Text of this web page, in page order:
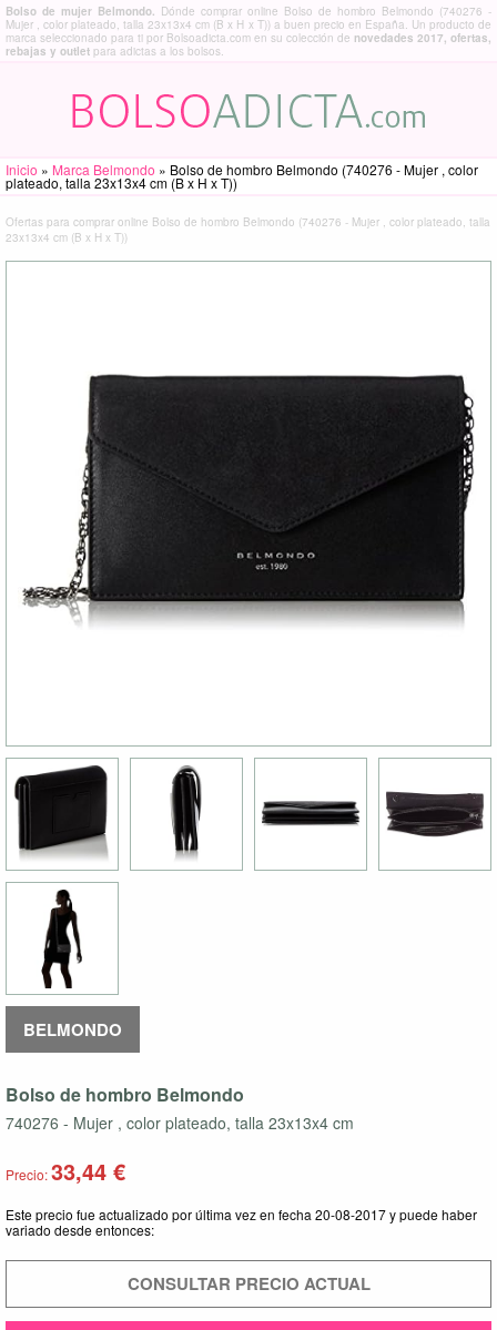
Bolso de mujer Belmondo. Dónde comprar online Bolso de hombro Belmondo (740276 -
Mujer , color plateado, talla 23x13x4 cm (B x H x T)) a buen precio en España. Un producto de
marca seleccionado para ti por Bolsoadicta.com en su colección de novedades 2017, ofertas,
rebajas y outlet para adictas a los bolsos.
Inicio » Marca Belmondo » Bolso de hombro Belmondo (740276 - Mujer , color
plateado, talla 23x13x4 cm (B x H x T))
Ofertas para comprar online Bolso de hombro Belmondo (740276 - Mujer , color plateado, talla
23x13x4 cm (B x H x T))
BELMONDO
Bolso de hombro Belmondo
740276 - Mujer , color plateado, talla 23x13x4 cm
Precio:33,44 €
Este precio fue actualizado por última vez en fecha 20-08-2017 y puede haber
variado desde entonces:
CONSULTAR PRECIO ACTUAL